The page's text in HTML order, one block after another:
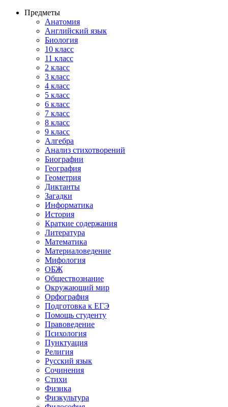
Предметы
Анатомия
Английский язык
Биология
10 класс
11 класс
2 класс
3 класс
4 класс
5 класс
6 класс
7 класс
8 класс
9 класс
Алгебра
Анализ стихотворений
Биографии
География
Геометрия
Диктанты
Загадки
Информатика
История
Краткие содержания
Литература
Математика
Материаловедение
Мифология
ОБЖ
Обществознание
Окружающий мир
Орфография
Подготовка к ЕГЭ
Помощь студенту
Правоведение
Психология
Пунктуация
Религия
Русский язык
Сочинения
Стихи
Физика
Физкультура